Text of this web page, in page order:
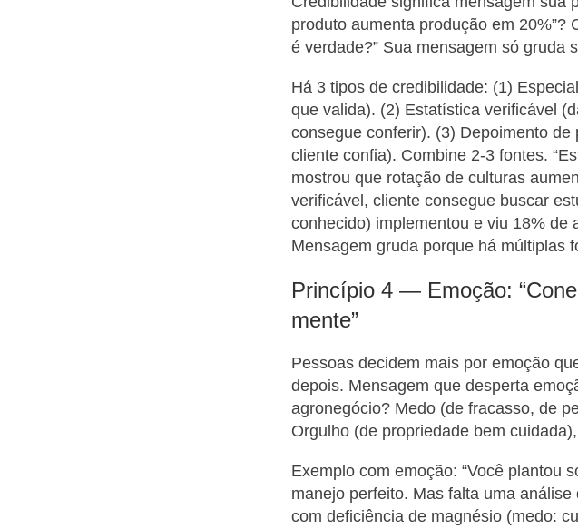
produto aumenta produção em 20%”?
é verdade?” Sua mensagem só gruda
Há 3 tipos de credibilidade: (1)
que valida). (2) Estatística verificável
consegue conferir). (3) Depoimento
cliente confia). Combine 2-3 fontes.
mostrou que rotação de culturas
verificável, cliente consegue buscar
conhecido) implementou e viu 18% de
Mensagem gruda porque há múltiplas
Princípio 4 — Emoção:
mente”
Pessoas decidem mais por emoção
depois. Mensagem que desperta
agronegócio? Medo (de fracasso, de
Orgulho (de propriedade bem
Exemplo com emoção: “Você plantou
manejo perfeito. Mas falta uma
com deficiência de magnésio (medo: